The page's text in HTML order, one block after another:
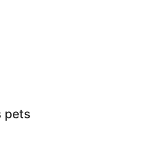
pets